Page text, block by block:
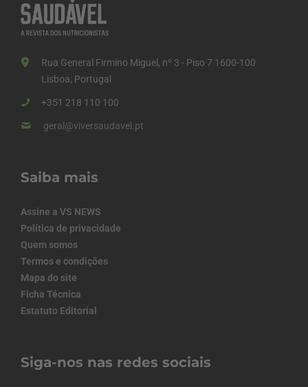
Rua General Firmino Miguel, nº 3 - Piso 7 1600-100
Lisboa, Portugal
+351 218 110 100
geral@viversaudavel.pt
Saiba mais
Assine a VS NEWS
Política de privacidade
Quem somos
Termos e condições
Mapa do site
Ficha Técnica
Estatuto Editorial
Siga-nos nas redes sociais